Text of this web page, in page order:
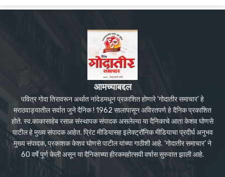
आमच्याबद्दल
पवित्र गोदा तिरावरून अर्थात नांदेडमधून प्रकाशित होणारे 'गोदातीर समाचार' हे
मराठवाड्यातील सर्वात जुने दैनिक ! 1962 सालापासून अविरतपणे हे दैनिक प्रकाशित
होते. स्व.काकासाहेब रसाळ संस्थापक संपादक असलेल्या या दैनिकाचे आता केशव घोणसे
पाटील हे मुख्य संपादक आहेत. प्रिंट मीडियासह इलेक्ट्रॉनिक मीडियाचा प्रदीर्घ अनुभव
मुख्य संपादक, प्रकाशक केशव घोणसे पाटील यांच्या गाठीशी आहे. 'गोदातीर समाचार' ने
60 वर्षे पूर्ण केली असून या दैनिकाच्या हीरकमहोत्सवी वर्षास सुरुवात झाली आहे.